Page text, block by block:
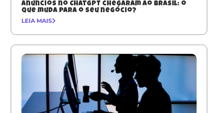
Anúncios no ChatGPT chegaram ao Brasil: o
que muda para o seu negócio?
LEIA MAIS